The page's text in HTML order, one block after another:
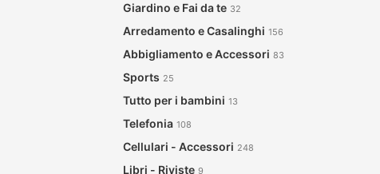
Giardino e Fai da te 32
Arredamento e Casalinghi 156
Abbigliamento e Accessori 83
Sports 25
Tutto per i bambini 13
Telefonia 108
Cellulari - Accessori 248
Libri - Riviste 9